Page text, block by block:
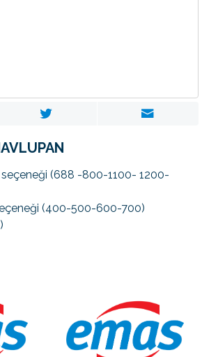
seçeneği (688 -800-1100- 1200-
(400-500-600-700)